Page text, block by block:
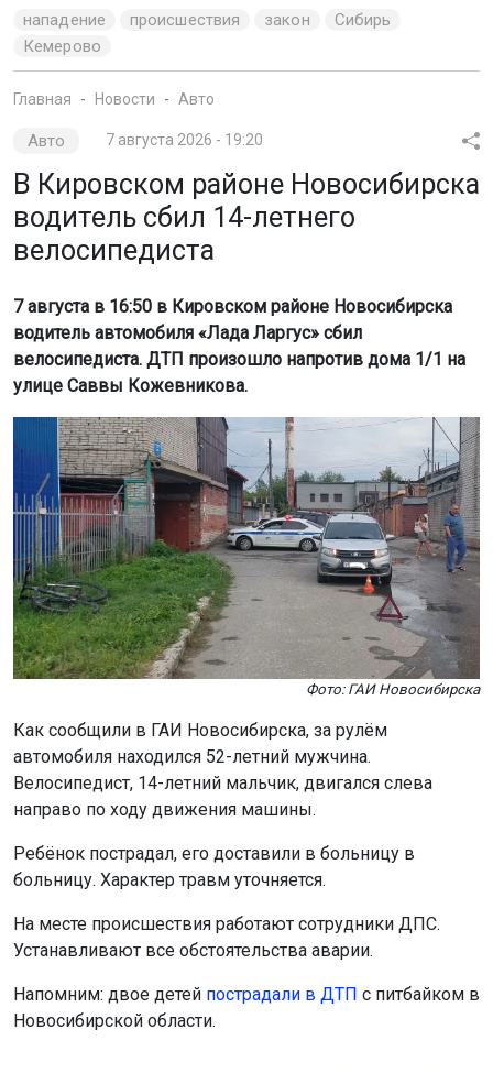
нападение происшествия закон
Сибирь
Кемерово
Главная Новости Авто
Авто 7 августа 2026 - 19:20
В Кировском районе Новосибирска
водитель сбил 14-летнего
велосипедиста
7 августа в 16:50 в Кировском районе Новосибирска
водитель автомобиля «Лада Ларгус» сбил
велосипедиста. ДТП произошло напротив дома 1/1 на
улице Саввы Кожевникова.
Фото: ГАИ Новосибирска
Как сообщили в ГАИ Новосибирска, за рулём
автомобиля находился 52-летний мужчина.
Велосипедист, 14-летний мальчик, двигался слева
направо по ходу движения машины.
Ребёнок пострадал, его доставили в больницу в
больницу. Характер травм уточняется.
На месте происшествия работают сотрудники ДПС.
Устанавливают все обстоятельства аварии.
Напомним: двое детей пострадали в ДТП с питбайком в
Новосибирской области.